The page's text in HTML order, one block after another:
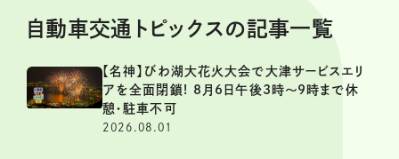
自動車交通トピックスの記事一覧
【名神】びわ湖大花火大会で大津サービスエリ
アを全面閉鎖! 8月6日午後3時～9時まで休
憩・駐車不可
2026.08.01